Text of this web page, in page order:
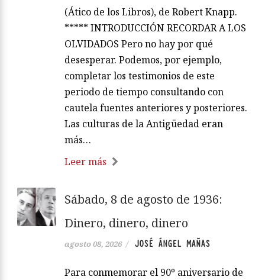
(Ático de los Libros), de Robert Knapp.
***** INTRODUCCIÓN RECORDAR A LOS
OLVIDADOS Pero no hay por qué
desesperar. Podemos, por ejemplo,
completar los testimonios de este
periodo de tiempo consultando con
cautela fuentes anteriores y posteriores.
Las culturas de la Antigüedad eran
más…
Leer más
Sábado, 8 de agosto de 1936:
Dinero, dinero, dinero
agosto 08, 2026 / JOSÉ ÁNGEL MAÑAS
Para conmemorar el 90º aniversario de